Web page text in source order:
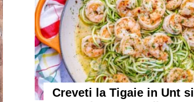
Creveti la Tigaie in Unt si